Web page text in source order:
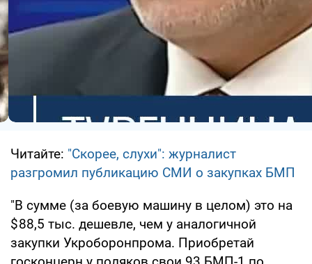
Читайте: "Скорее, слухи": журналист
разгромил публикацию СМИ о закупках БМП
"В сумме (за боевую машину в целом) это на
$ 88,5 тыс. дешевле, чем у аналогичной
закупки Укроборонпрома. Приобретай